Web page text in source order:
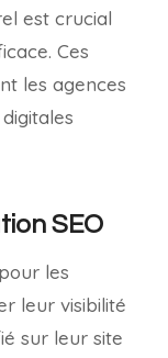
est crucial
Ces
les agences
SEO
les
leur visibilité
sur leur site